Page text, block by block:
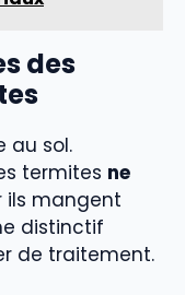
des
au sol.
termites ne
ils mangent
distinctif
de traitement.